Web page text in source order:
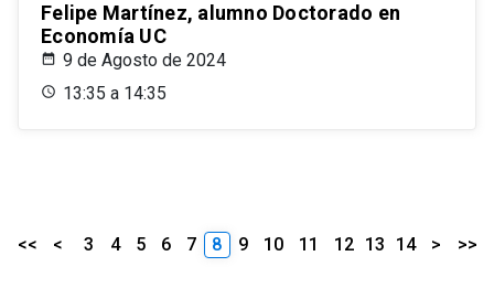
Felipe Martínez, alumno Doctorado en
Economía UC
9 de Agosto de 2024
13:35 a 14:35
<< < 3 4 5 6 7 8 9 10 11 12 13 14 > >>